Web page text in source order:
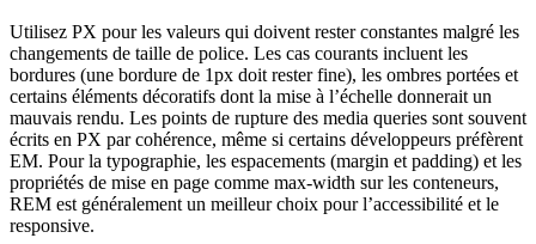
Utilisez PX pour les valeurs qui doivent rester constantes malgré les
changements de taille de police. Les cas courants incluent les
bordures (une bordure de 1px doit rester fine), les ombres portées et
certains éléments décoratifs dont la mise à l’échelle donnerait un
mauvais rendu. Les points de rupture des media queries sont souvent
écrits en PX par cohérence, même si certains développeurs préfèrent
EM. Pour la typographie, les espacements (margin et padding) et les
propriétés de mise en page comme max-width sur les conteneurs,
REM est généralement un meilleur choix pour l’accessibilité et le
responsive.